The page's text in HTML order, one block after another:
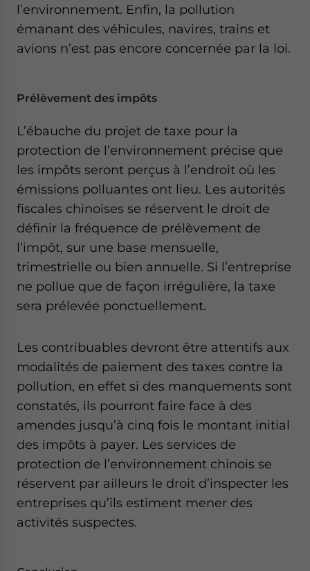
l’environnement. Enfin, la pollution
émanant des véhicules, navires, trains et
avions n’est pas encore concernée par la loi.
Prélèvement des impôts
L’ébauche du projet de taxe pour la
protection de l’environnement précise que
les impôts seront perçus à l’endroit où les
émissions polluantes ont lieu. Les autorités
fiscales chinoises se réservent le droit de
définir la fréquence de prélèvement de
l’impôt, sur une base mensuelle,
trimestrielle ou bien annuelle. Si l’entreprise
ne pollue que de façon irrégulière, la taxe
sera prélevée ponctuellement.
Les contribuables devront être attentifs aux
modalités de paiement des taxes contre la
pollution, en effet si des manquements sont
constatés, ils pourront faire face à des
amendes jusqu’à cinq fois le montant initial
des impôts à payer. Les services de
protection de l’environnement chinois se
réservent par ailleurs le droit d’inspecter les
entreprises qu’ils estiment mener des
activités suspectes.